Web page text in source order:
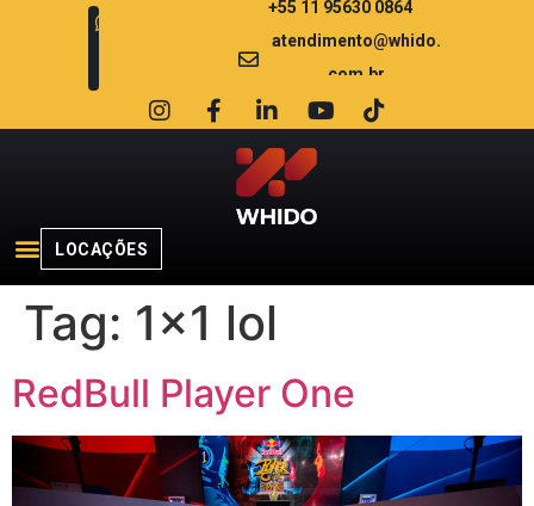
+55 11 95630 0864
atendimento@whido.
com.br
LOCAÇÕES
Tag: 1×1 lol
RedBull Player One